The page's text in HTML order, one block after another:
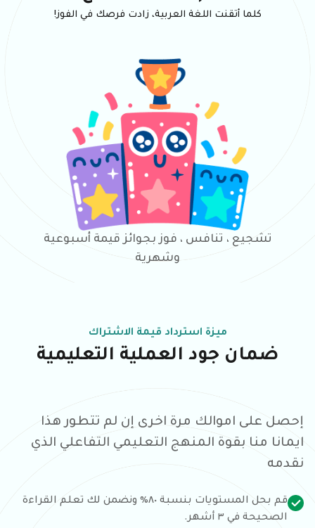
كلما أتقنت اللغة العربية، زادت فرصك في الفوز!
تشجيع ، تنافس ، فوز بجوائز قيمة أسبوعية
وشهرية
ميزة استرداد قيمة الاشتراك
ضمان جود العملية التعليمية
إحصل على اموالك مرة اخرى إن لم تتطور هذا
ايمانا منا بقوة المنهج التعليمي التفاعلي الذي
نقدمه
قم بحل المستويات بنسبة ٨٠٪ ونضمن لك تعلم القراءة
الصحيحة في ٣ أشهر.